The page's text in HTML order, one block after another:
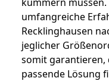
umfangreiche
Recklinghausen
jeglicher
somit garantieren,
passende Lösung